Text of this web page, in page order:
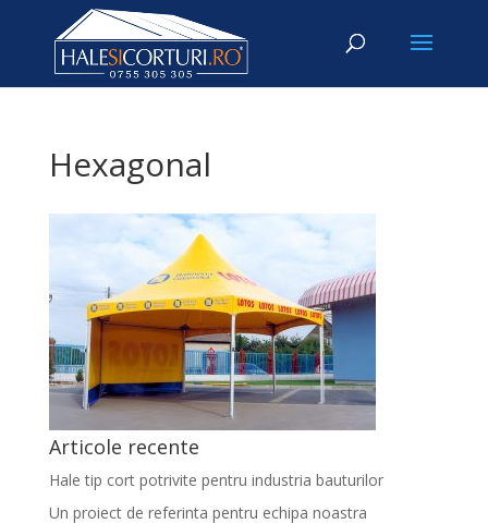
Hexagonal
Articole recente
Hale tip cort potrivite pentru industria bauturilor
Un proiect de referinta pentru echipa noastra